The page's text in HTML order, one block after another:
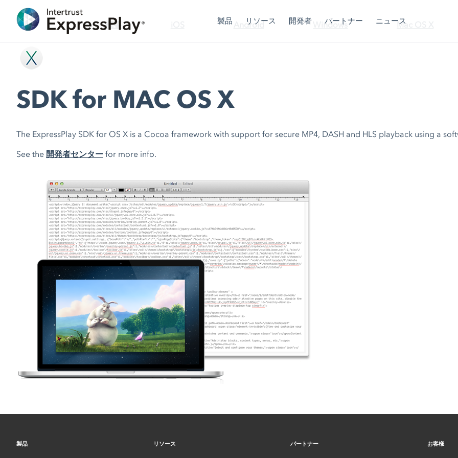
製品 リソース 開発者 パートナー ニュース
概要 Android Windows Mac OS X
SDK for MAC OS X
The ExpressPlay SDK for OS X is a Cocoa framework with support for secure MP4, DASH and HLS playback using a
See the 開発者センター for more info.
製品 リソース パートナー お客様